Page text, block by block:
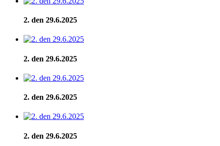
2. den 29.6.2025
2. den 29.6.2025
2. den 29.6.2025
2. den 29.6.2025